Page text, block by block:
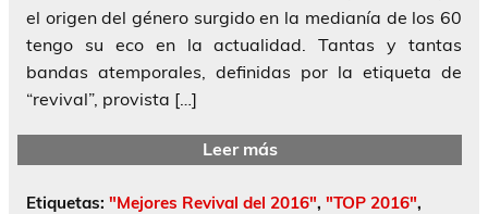
el origen del género surgido en la medianía de los 60
tengo su eco en la actualidad. Tantas y tantas
bandas atemporales, definidas por la etiqueta de
“revival”, provista […]
Leer más
Etiquetas: "Mejores Revival del 2016", "TOP 2016",